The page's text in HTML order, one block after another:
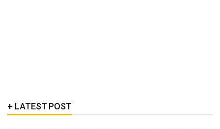
LATEST POST